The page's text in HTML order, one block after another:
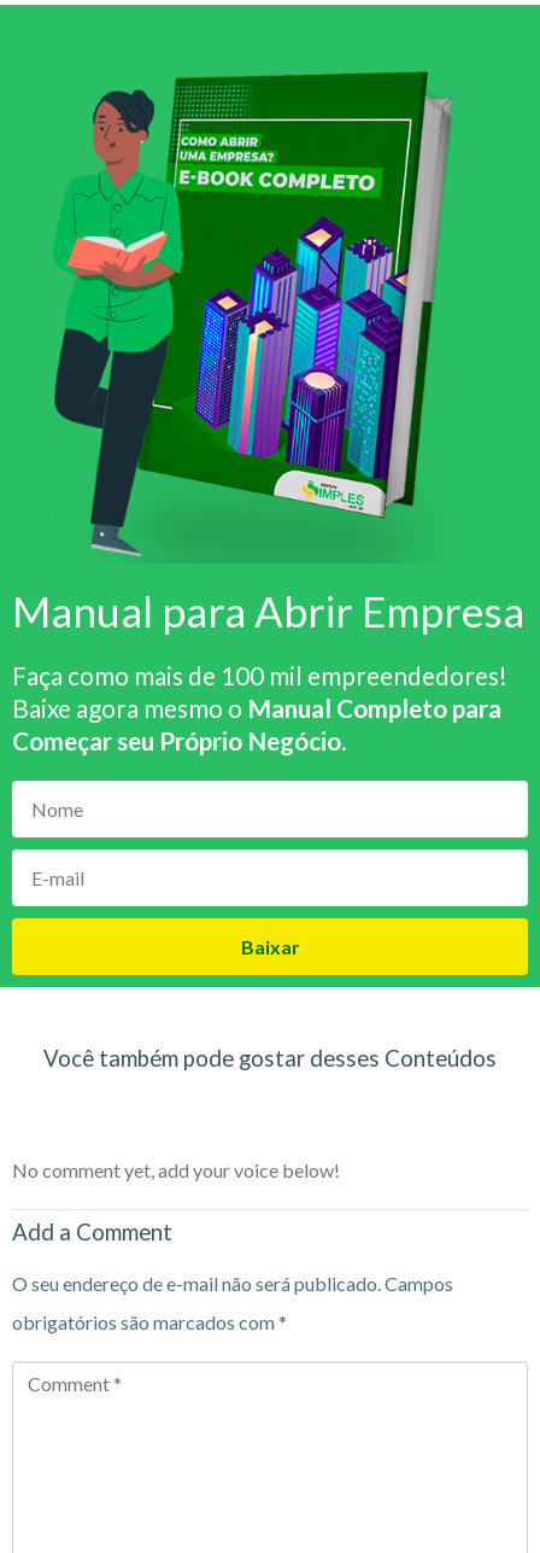
Manual para Abrir Empresa
Faça como mais de 100 mil empreendedores!
Baixe agora mesmo o Manual Completo para
Começar seu Próprio Negócio.
Baixar
Você também pode gostar desses Conteúdos
No comment yet, add your voice below!
Add a Comment
O seu endereço de e-mail não será publicado.Campos
obrigatórios são marcados com*
Comment